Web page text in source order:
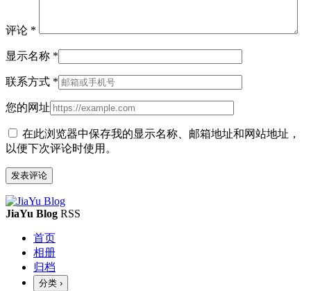
评论 *
显示名称 *
联系方式 *
您的网址
在此浏览器中保存我的显示名称、邮箱地址和网站地址，
以便下次评论时使用。
JiaYu Blog RSS
首页
相册
归档
分类 ›